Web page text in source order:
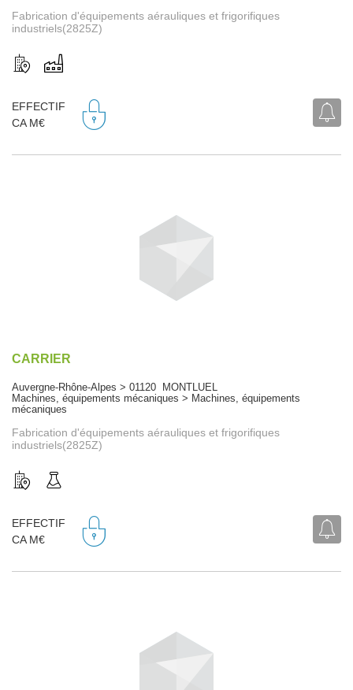
Fabrication d'équipements aérauliques et frigorifiques
industriels(2825Z)
EFFECTIF
CA M€
CARRIER
Auvergne-Rhône-Alpes > 01120 MONTLUEL
Machines, équipements mécaniques > Machines, équipements
mécaniques
Fabrication d'équipements aérauliques et frigorifiques
industriels(2825Z)
EFFECTIF
CA M€